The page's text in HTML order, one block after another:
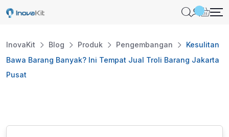
Skip
InovaKit Blog Produk Pengembangan
Kesulitan
Bawa Barang Banyak? Ini Tempat Jual Troli Barang Jakarta
Pusat